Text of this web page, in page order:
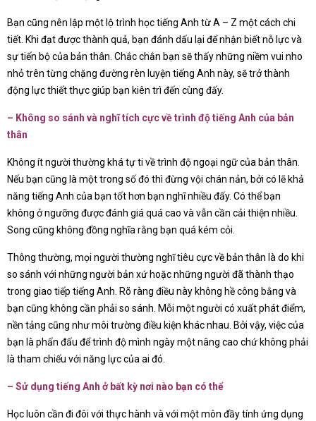
Bạn cũng nên lập một lộ trình học tiếng Anh từ A – Z một cách chi
tiết. Khi đạt được thành quả, bạn đánh dấu lại để nhận biết nỗ lực và
sự tiến bộ của bản thân. Chắc chắn bạn sẽ thấy những niềm vui nho
nhỏ trên từng chặng đường rèn luyện tiếng Anh này, sẽ trở thành
động lực thiết thực giúp bạn kiên trì đến cùng đấy.
– Không so sánh và nghĩ tích cực về trình độ tiếng Anh của bản
thân
Không ít người thường khá tự ti về trình độ ngoại ngữ của bản thân.
Nếu bạn cũng là một trong số đó thì đừng vội chán nản, bởi có lẽ khả
năng tiếng Anh của bạn tốt hơn bạn nghĩ nhiều đấy. Có thể bạn
không ở ngưỡng được đánh giá quá cao và vẫn cần cải thiện nhiều.
Song cũng không đồng nghĩa rằng bạn quá kém cỏi.
Thông thường, mọi người thường nghĩ tiêu cực về bản thân là do khi
so sánh với những người bản xứ hoặc những người đã thành thạo
trong giao tiếp tiếng Anh. Rõ ràng điều này không hề công bằng và
bạn cũng không cần phải so sánh. Mỗi một người có xuất phát điểm,
nền tảng cũng như môi trường điều kiện khác nhau. Bởi vậy, việc của
bạn là phấn đấu để trình độ mình ngày một nâng cao chứ không phải
là tham chiếu với năng lực của ai đó.
– Sử dụng tiếng Anh ở bất kỳ nơi nào bạn có thể
Học luôn cần đi đôi với thực hành và với một môn đầy tính ứng dụng